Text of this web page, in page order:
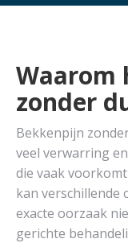
Waarom
zonder
Bekkenpijn
veel verwarring
die vaak
kan verschillende
exacte oorzaak
gerichte